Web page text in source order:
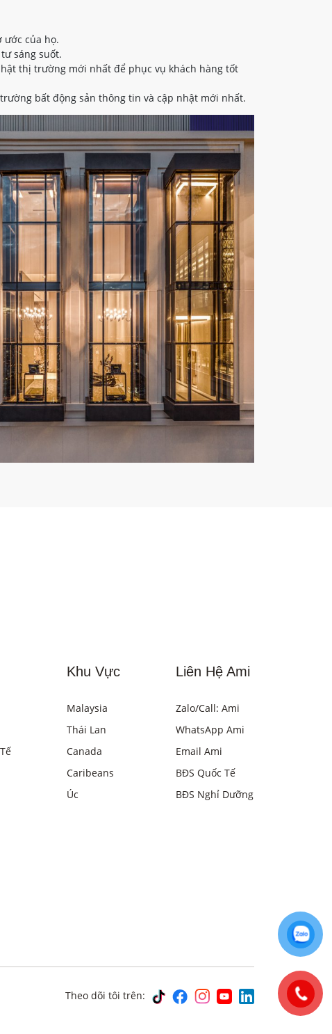
của họ.
sáng suốt.
thị trường mới nhất để phục vụ khách hàng tốt
bất động sản thông tin và cập nhật mới nhất.
Khu Vực
Malaysia
Thái Lan
Canada
Caribeans
Úc
Liên Hệ Ami
Zalo/Call: Ami
WhatsApp Ami
Email Ami
BĐS Quốc Tế
BĐS Nghỉ Dưỡng
Theo dõi tôi trên: